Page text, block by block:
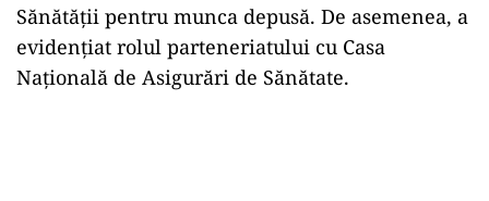
Sănătății pentru munca depusă. De asemenea, a
evidențiat rolul parteneriatului cu Casa
Națională de Asigurări de Sănătate.